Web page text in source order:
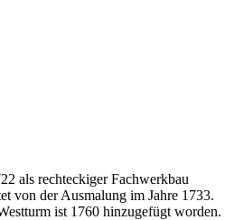
als rechteckiger Fachwerkbau
von der Ausmalung im Jahre 1733.
ist 1760 hinzugefügt worden.